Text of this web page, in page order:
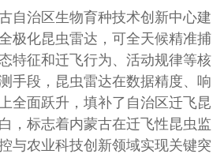
治区生物育种技术创新中心建
极化昆虫雷达，可全天候精准捕
特征和迁飞行为、活动规律等核
手段，昆虫雷达在数据精度、响
全面跃升，填补了自治区迁飞昆
，标志着内蒙古在迁飞性昆虫监
与农业科技创新领域实现关键突